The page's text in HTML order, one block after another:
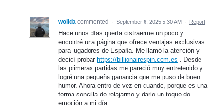
wollda commented · September 6, 2025 5:30 AM · Report
Hace unos días quería distraerme un poco y
encontré una página que ofrece ventajas exclusivas
para jugadores de España. Me llamó la atención y
decidí probar https://billionairespin.com.es . Desde
las primeras partidas me pareció muy entretenido y
logré una pequeña ganancia que me puso de buen
humor. Ahora entro de vez en cuando, porque es una
forma sencilla de relajarme y darle un toque de
emoción a mi día.